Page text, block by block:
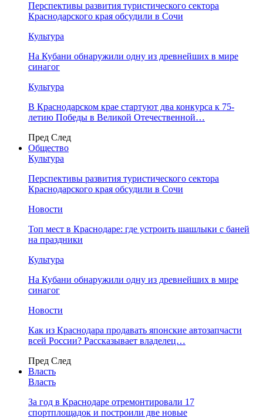
Перспективы развития туристического сектора
Краснодарского края обсудили в Сочи
Культура
На Кубани обнаружили одну из древнейших в мире
синагог
Культура
В Краснодарском крае стартуют два конкурса к 75-
летию Победы в Великой Отечественной…
Пред След
Общество
Культура
Перспективы развития туристического сектора
Краснодарского края обсудили в Сочи
Новости
Топ мест в Краснодаре: где устроить шашлыки с баней
на праздники
Культура
На Кубани обнаружили одну из древнейших в мире
синагог
Новости
Как из Краснодара продавать японские автозапчасти
всей России? Рассказывает владелец…
Пред След
Власть
Власть
За год в Краснодаре отремонтировали 17
спортплощадок и построили две новые